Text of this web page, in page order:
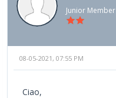
Junior Member
08-05-2021, 07:55 PM
Ciao,